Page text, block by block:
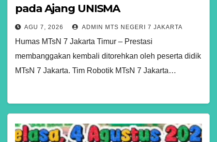
pada Ajang UNISMA
AGU 7, 2026 ADMIN MTS NEGERI 7 JAKARTA
Humas MTsN 7 Jakarta Timur – Prestasi
membanggakan kembali ditorehkan oleh peserta didik
MTsN 7 Jakarta. Tim Robotik MTsN 7 Jakarta…